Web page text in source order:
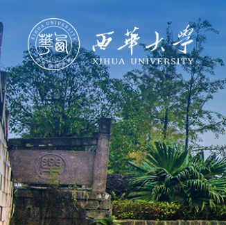
学校概况
机构设置
人才培养
科学研究